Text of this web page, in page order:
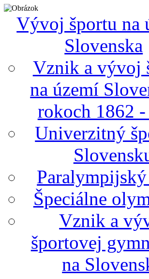
Vývoj športu na
Slovenska
Vznik a vývoj
na území
rokoch 1862
Univerzitný
Špeciálne
Vznik a
športovej
na